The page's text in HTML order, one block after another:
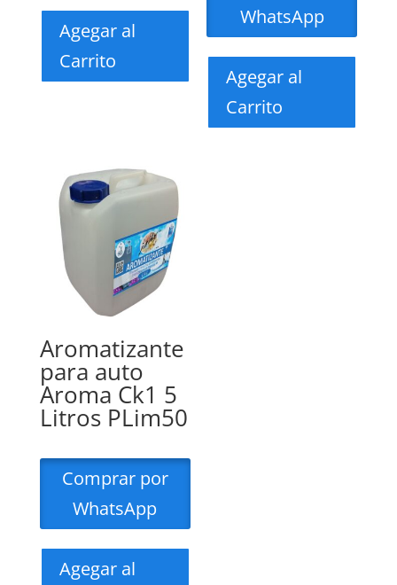
Agegar al
Carrito
WhatsApp
Agegar al
Carrito
Aromatizante
para auto
Aroma Ck1 5
Litros PLim50
Comprar por
WhatsApp
Agegar al